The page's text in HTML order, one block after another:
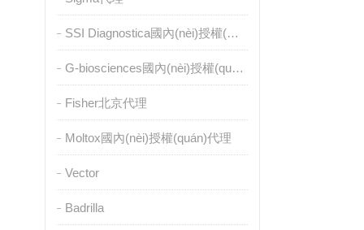
SSI Diagnostica國內(nèi)授權(quán)代理
G-biosciences國內(nèi)授權(quán)代理
Fisher北京代理
Moltox國內(nèi)授權(quán)代理
Vector
Badrilla